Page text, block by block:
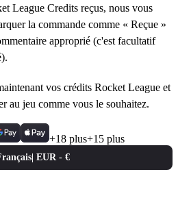
League Credits reçus, nous vous
la commande comme « Reçue »
approprié (c'est facultatif
vos crédits Rocket League et
au jeu comme vous le souhaitez.
+18 plus+15 plus
EUR - €